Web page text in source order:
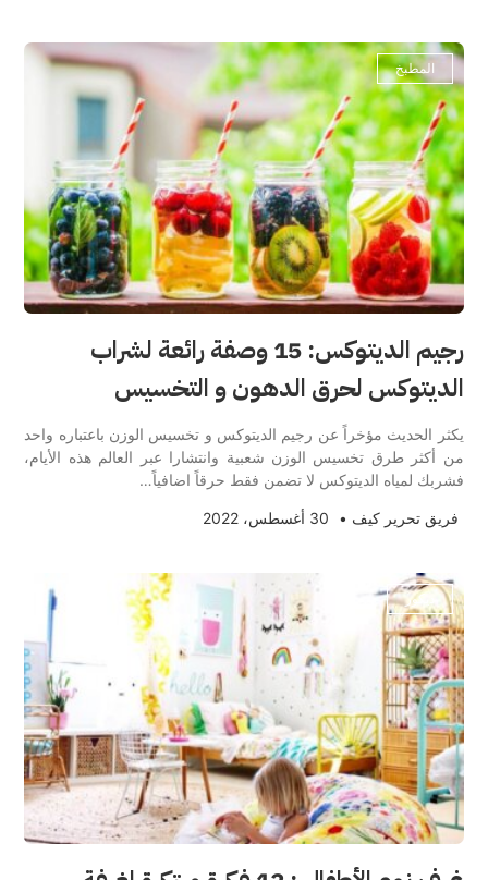
المطبخ
رجيم الديتوكس: 15 وصفة رائعة لشراب
الديتوكس لحرق الدهون و التخسيس
يكثر الحديث مؤخراً عن رجيم الديتوكس و تخسيس الوزن باعتباره واحد
من أكثر طرق تخسيس الوزن شعبية وانتشارا عبر العالم هذه الأيام،
فشربك لمياه الديتوكس لا تضمن فقط حرقاً اضافياً…
فريق تحرير كيف • 30 أغسطس، 2022
ديكور